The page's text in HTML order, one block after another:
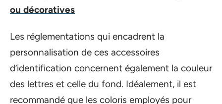
ou décoratives
Les réglementations qui encadrent la
personnalisation de ces accessoires
d’identification concernent également la couleur
des lettres et celle du fond. Idéalement, il est
recommandé que les coloris employés pour